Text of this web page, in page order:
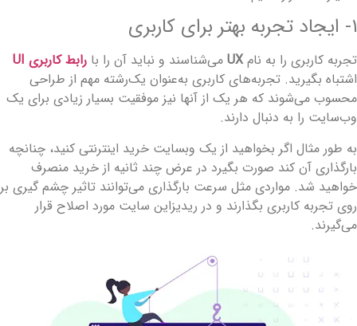
۱- ایجاد تجربه بهتر برای کاربری
تجربه کاربری را به نامUX می‌شناسند و نباید آن را با رابط کاربری UI
اشتباه بگیرید. تجربه‌های کاربری به‌عنوان یک‌رشته مهم از طراحی
محسوب می‌شوند که هر یک از آنها نیز موفقیت بسیار زیادی برای یک
وب‌سایت را به دنبال دارند.
به طور مثال اگر بخواهید از یک وبسایت خرید اینترنتی کنید، چنانچه
بارگذاری آن کند صورت بگیرد در عرض چند ثانیه از خرید منصرف
خواهید شد. مواردی مثل سرعت بارگذاری می‌توانند تاثیر چشم گیری بر
روی تجربه کاربری بگذارند و در ریدیزاین سایت مورد اصلاح قرار
می‌گیرند.